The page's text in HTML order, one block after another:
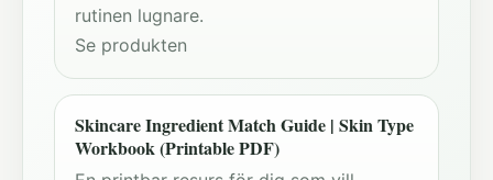
rutinen lugnare.
Se produkten
Skincare Ingredient Match Guide | Skin Type
Workbook (Printable PDF)